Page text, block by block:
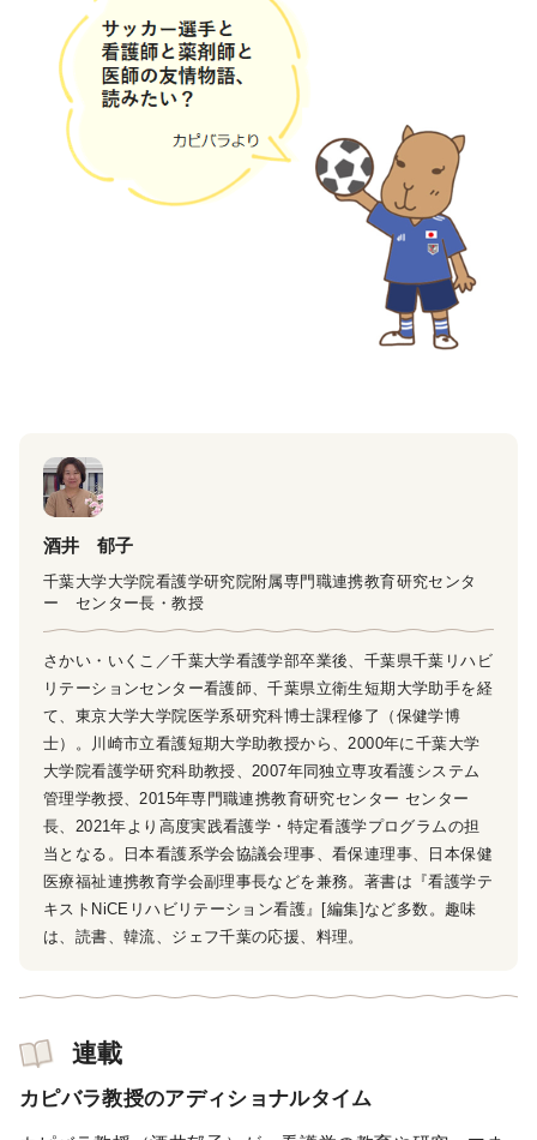
酒井 郁子
千葉大学大学院看護学研究院附属専門職連携教育研究センタ
ー センター長・教授
さかい・いくこ／千葉大学看護学部卒業後、千葉県千葉リハビ
リテーションセンター看護師、千葉県立衛生短期大学助手を経
て、東京大学大学院医学系研究科博士課程修了（保健学博
士）。川崎市立看護短期大学助教授から、2000年に千葉大学
大学院看護学研究科助教授、2007年同独立専攻看護システム
管理学教授、2015年専門職連携教育研究センター センター
長、2021年より高度実践看護学・特定看護学プログラムの担
当となる。日本看護系学会協議会理事、看保連理事、日本保健
医療福祉連携教育学会副理事長などを兼務。著書は『看護学テ
キストNiCEリハビリテーション看護』[編集]など多数。趣味
は、読書、韓流、ジェフ千葉の応援、料理。
連載
カピバラ教授のアディショナルタイム